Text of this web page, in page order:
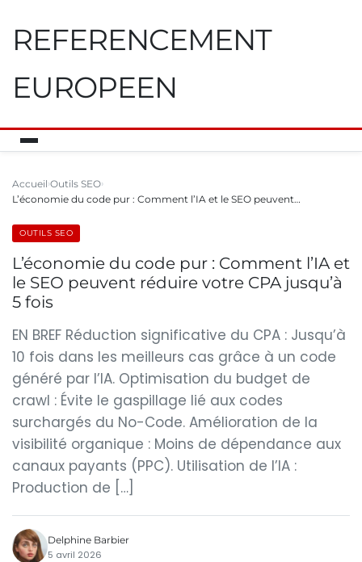
REFERENCEMENT
EUROPEEN
Accueil Outils SEO
L’économie du code pur : Comment l’IA et le SEO peuvent…
OUTILS SEO
L’économie du code pur : Comment l’IA et
le SEO peuvent réduire votre CPA jusqu’à
5 fois
EN BREF Réduction significative du CPA : Jusqu’à
10 fois dans les meilleurs cas grâce à un code
généré par l’IA. Optimisation du budget de
crawl : Évite le gaspillage lié aux codes
surchargés du No-Code. Amélioration de la
visibilité organique : Moins de dépendance aux
canaux payants (PPC). Utilisation de l’IA :
Production de […]
Delphine Barbier
5 avril 2026